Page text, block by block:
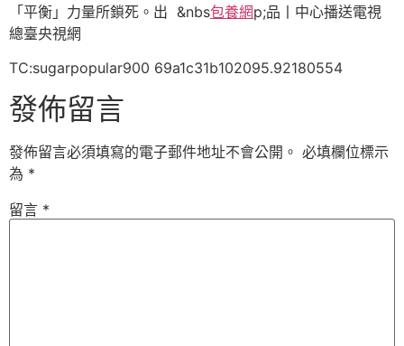
「平衡」力量所鎖死。出 &nbs包養網p;品丨中心播送電視
總臺央視網
TC:sugarpopular900 69a1c31b102095.92180554
發佈留言
發佈留言必須填寫的電子郵件地址不會公開。 必填欄位標示
為 *
留言 *